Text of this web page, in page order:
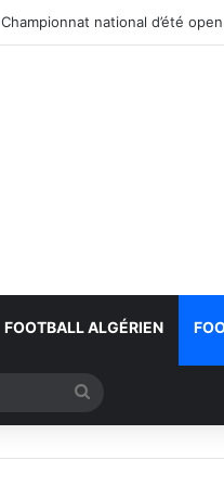
Championnat national d’été
FOOTBALL ALGÉRIEN